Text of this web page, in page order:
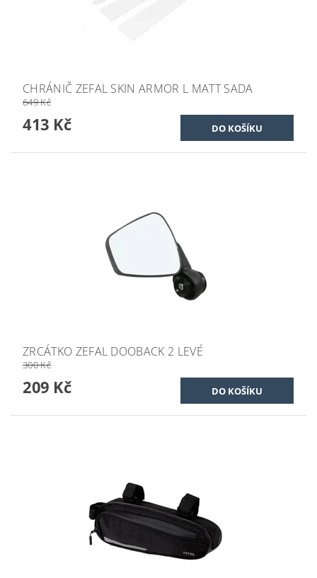
CHRÁNIČ ZEFAL SKIN ARMOR L MATT SADA
649 Kč
413 Kč
ZRCÁTKO ZEFAL DOOBACK 2 LEVÉ
300 Kč
209 Kč